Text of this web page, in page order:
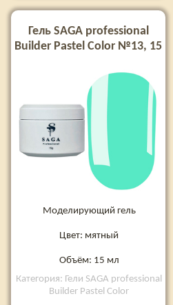
Гель SAGA professional
Builder Pastel Color №13, 15
Моделирующий гель
Цвет: мятный
Объём: 15 мл
Категория: Гели SAGA professional
Builder Pastel Color